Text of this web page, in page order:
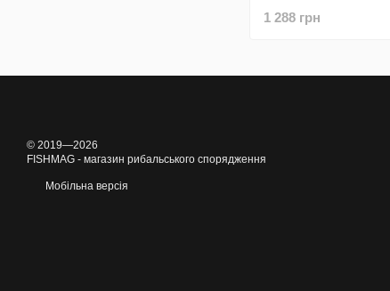
аксессуарів та
1 288 грн
© 2019—2026
FISHMAG - магазин рибальського спорядження
Мобільна версія